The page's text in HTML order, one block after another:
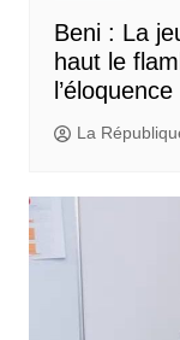
Beni : La
haut le
l’éloquence
La